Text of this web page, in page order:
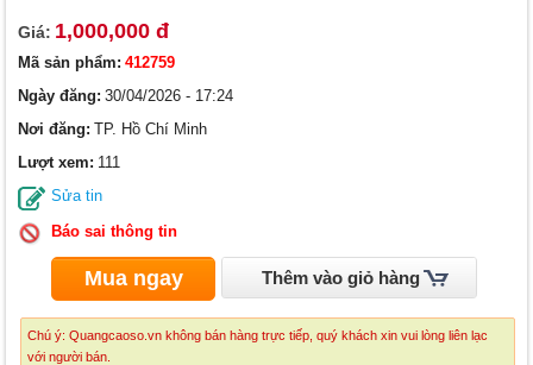
Giá: 1,000,000 đ
Mã sản phẩm: 412759
Ngày đăng: 30/04/2026 - 17:24
Nơi đăng: TP. Hồ Chí Minh
Lượt xem: 111
Sửa tin
Báo sai thông tin
Mua ngay Thêm vào giỏ hàng
Chú ý: Quangcaoso.vn không bán hàng trực tiếp, quý khách xin vui lòng liên lạc
với người bán.